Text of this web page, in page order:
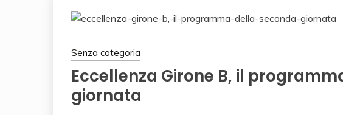
Senza categoria
Eccellenza Girone B, il
giornata